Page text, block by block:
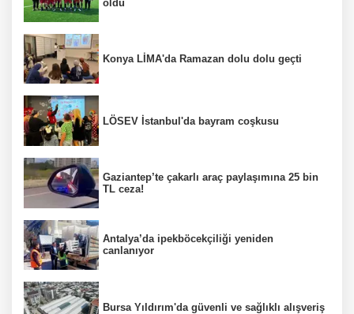
oldu
Konya LİMA'da Ramazan dolu dolu geçti
LÖSEV İstanbul'da bayram coşkusu
Gaziantep’te çakarlı araç paylaşımına 25 bin
TL ceza!
Antalya’da ipekböcekçiliği yeniden
canlanıyor
Bursa Yıldırım'da güvenli ve sağlıklı alışveriş